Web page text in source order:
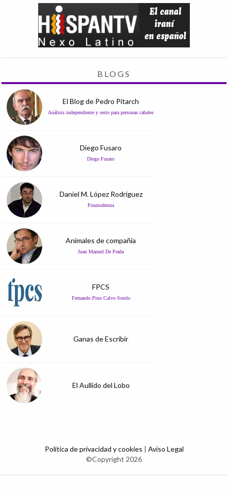
BLOGS
El Blog de Pedro Pitarch
Análisis independiente y serio para personas cabales
Diego Fusaro
Diego Fusaro
Daniel M. López Rodríguez
Posmodernia
Animales de compañía
Juan Manuel De Prada
FPCS
Fernando Pino Calvo Sotelo
Ganas de Escribir
El Aullido del Lobo
Política de privacidad y cookies | Aviso Legal
©Copyright 2026